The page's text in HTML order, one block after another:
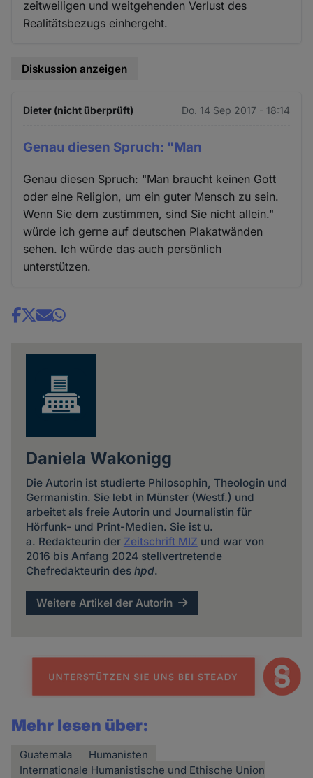
zeitweiligen und weitgehenden Verlust des
Realitätsbezugs einhergeht.
Diskussion anzeigen
Dieter (nicht überprüft) Do. 14 Sep 2017 - 18:14
Genau diesen Spruch: "Man
Genau diesen Spruch: "Man braucht keinen Gott
oder eine Religion, um ein guter Mensch zu sein.
Wenn Sie dem zustimmen, sind Sie nicht allein."
würde ich gerne auf deutschen Plakatwänden
sehen. Ich würde das auch persönlich
unterstützen.
Share
Daniela Wakonigg
Die Autorin ist studierte Philosophin, Theologin und
Germanistin. Sie lebt in Münster (Westf.) und
arbeitet als freie Autorin und Journalistin für
Hörfunk- und Print-Medien. Sie ist u.
a. Redakteurin der Zeitschrift MIZ und war von
2016 bis Anfang 2024 stellvertretende
Chefredakteurin des hpd.
Weitere Artikel der Autorin
Mehr lesen über:
Guatemala
Humanisten
Internationale Humanistische und Ethische Union